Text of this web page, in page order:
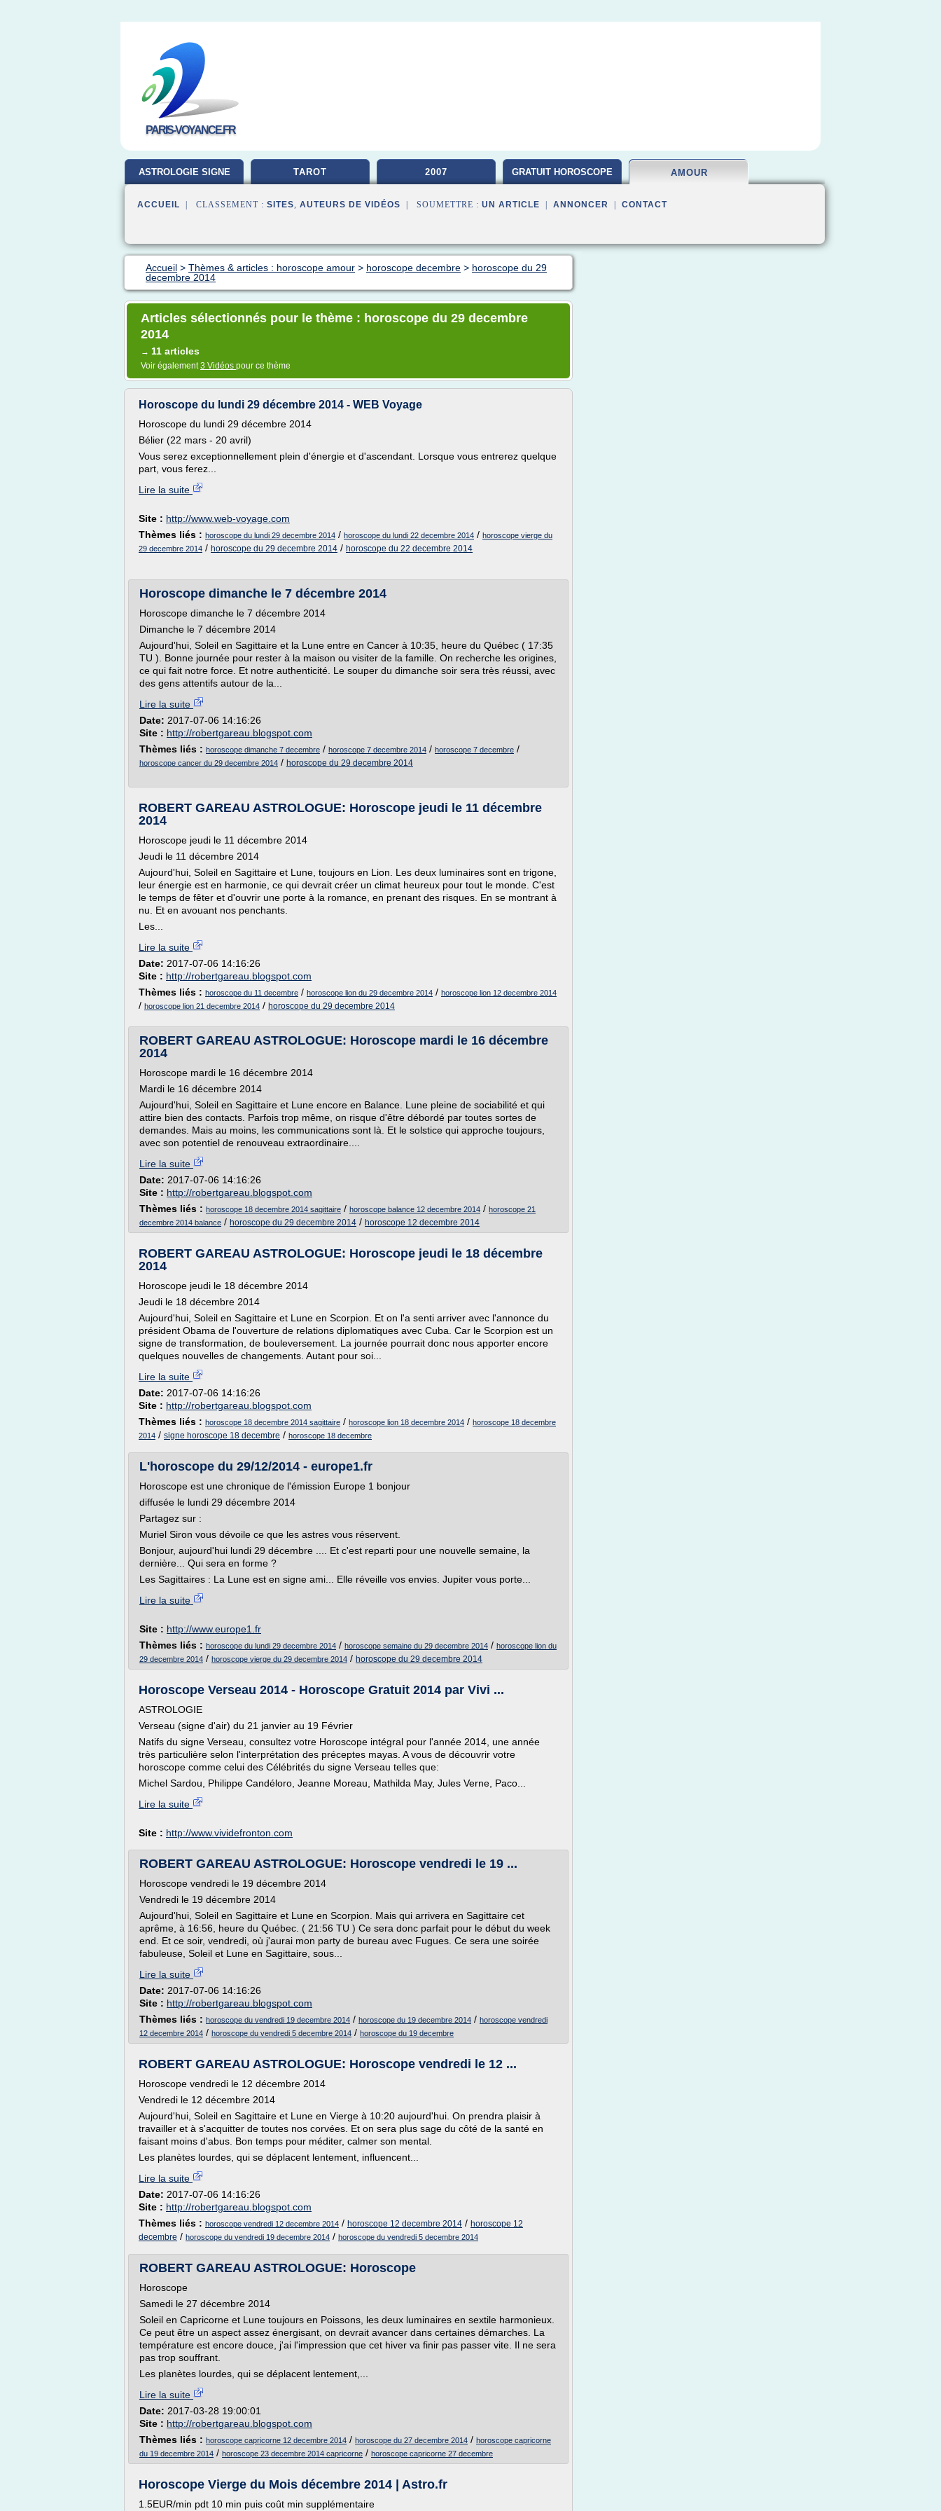
PARIS-VOYANCE.FR
ASTROLOGIE SIGNE TAROT 2007 GRATUIT HOROSCOPE AMOUR
ACCUEIL | CLASSEMENT : SITES, AUTEURS DE VIDÉOS | SOUMETTRE : UN ARTICLE ANNONCER CONTACT
Accueil > Thèmes & articles : horoscope amour > horoscope decembre > horoscope du 29
decembre 2014
Articles sélectionnés pour le thème : horoscope du 29 decembre
2014
→ 11 articles
Voir également3 Vidéos pour ce thème
Horoscope du lundi 29 décembre 2014 - WEB Voyage
Horoscope du lundi 29 décembre 2014
Bélier (22 mars - 20 avril)
Vous serez exceptionnellement plein d'énergie et d'ascendant. Lorsque vous entrerez quelque
part, vous ferez...
Lire la suite
Site : http://www.web-voyage.com
Thèmes liés : horoscope du lundi 29 decembre 2014 / horoscope du lundi 22 decembre 2014 / horoscope vierge du
29 decembre 2014 / horoscope du 29 decembre 2014 / horoscope du 22 decembre 2014
Horoscope dimanche le 7 décembre 2014
Horoscope dimanche le 7 décembre 2014
Dimanche le 7 décembre 2014
Aujourd'hui, Soleil en Sagittaire et la Lune entre en Cancer à 10:35, heure du Québec ( 17:35
TU ). Bonne journée pour rester à la maison ou visiter de la famille. On recherche les origines,
ce qui fait notre force. Et notre authenticité. Le souper du dimanche soir sera très réussi, avec
des gens attentifs autour de la...
Lire la suite
Date: 2017-07-06 14:16:26
Site : http://robertgareau.blogspot.com
Thèmes liés : horoscope dimanche 7 decembre / horoscope 7 decembre 2014 / horoscope 7 decembre /
horoscope cancer du 29 decembre 2014 / horoscope du 29 decembre 2014
ROBERT GAREAU ASTROLOGUE: Horoscope jeudi le 11 décembre
2014
Horoscope jeudi le 11 décembre 2014
Jeudi le 11 décembre 2014
Aujourd'hui, Soleil en Sagittaire et Lune, toujours en Lion. Les deux luminaires sont en trigone,
leur énergie est en harmonie, ce qui devrait créer un climat heureux pour tout le monde. C'est
le temps de fêter et d'ouvrir une porte à la romance, en prenant des risques. En se montrant à
nu. Et en avouant nos penchants.
Les...
Lire la suite
Date: 2017-07-06 14:16:26
Site : http://robertgareau.blogspot.com
Thèmes liés : horoscope du 11 decembre / horoscope lion du 29 decembre 2014 / horoscope lion 12 decembre 2014
/ horoscope lion 21 decembre 2014 / horoscope du 29 decembre 2014
ROBERT GAREAU ASTROLOGUE: Horoscope mardi le 16 décembre
2014
Horoscope mardi le 16 décembre 2014
Mardi le 16 décembre 2014
Aujourd'hui, Soleil en Sagittaire et Lune encore en Balance. Lune pleine de sociabilité et qui
attire bien des contacts. Parfois trop même, on risque d'être débordé par toutes sortes de
demandes. Mais au moins, les communications sont là. Et le solstice qui approche toujours,
avec son potentiel de renouveau extraordinaire....
Lire la suite
Date: 2017-07-06 14:16:26
Site : http://robertgareau.blogspot.com
Thèmes liés : horoscope 18 decembre 2014 sagittaire / horoscope balance 12 decembre 2014 / horoscope 21
decembre 2014 balance / horoscope du 29 decembre 2014 / horoscope 12 decembre 2014
ROBERT GAREAU ASTROLOGUE: Horoscope jeudi le 18 décembre
2014
Horoscope jeudi le 18 décembre 2014
Jeudi le 18 décembre 2014
Aujourd'hui, Soleil en Sagittaire et Lune en Scorpion. Et on l'a senti arriver avec l'annonce du
président Obama de l'ouverture de relations diplomatiques avec Cuba. Car le Scorpion est un
signe de transformation, de bouleversement. La journée pourrait donc nous apporter encore
quelques nouvelles de changements. Autant pour soi...
Lire la suite
Date: 2017-07-06 14:16:26
Site : http://robertgareau.blogspot.com
Thèmes liés : horoscope 18 decembre 2014 sagittaire / horoscope lion 18 decembre 2014 / horoscope 18 decembre
2014 / signe horoscope 18 decembre / horoscope 18 decembre
L'horoscope du 29/12/2014 - europe1.fr
Horoscope est une chronique de l'émission Europe 1 bonjour
diffusée le lundi 29 décembre 2014
Partagez sur :
Muriel Siron vous dévoile ce que les astres vous réservent.
Bonjour, aujourd'hui lundi 29 décembre .... Et c'est reparti pour une nouvelle semaine, la
dernière... Qui sera en forme ?
Les Sagittaires : La Lune est en signe ami... Elle réveille vos envies. Jupiter vous porte...
Lire la suite
Site : http://www.europe1.fr
Thèmes liés : horoscope du lundi 29 decembre 2014 / horoscope semaine du 29 decembre 2014 / horoscope lion du
29 decembre 2014 / horoscope vierge du 29 decembre 2014 / horoscope du 29 decembre 2014
Horoscope Verseau 2014 - Horoscope Gratuit 2014 par Vivi ...
ASTROLOGIE
Verseau (signe d'air) du 21 janvier au 19 Février
Natifs du signe Verseau, consultez votre Horoscope intégral pour l'année 2014, une année
très particulière selon l'interprétation des préceptes mayas. A vous de découvrir votre
horoscope comme celui des Célébrités du signe Verseau telles que:
Michel Sardou, Philippe Candéloro, Jeanne Moreau, Mathilda May, Jules Verne, Paco...
Lire la suite
Site : http://www.vividefronton.com
ROBERT GAREAU ASTROLOGUE: Horoscope vendredi le 19 ...
Horoscope vendredi le 19 décembre 2014
Vendredi le 19 décembre 2014
Aujourd'hui, Soleil en Sagittaire et Lune en Scorpion. Mais qui arrivera en Sagittaire cet
aprême, à 16:56, heure du Québec. ( 21:56 TU ) Ce sera donc parfait pour le début du week
end. Et ce soir, vendredi, où j'aurai mon party de bureau avec Fugues. Ce sera une soirée
fabuleuse, Soleil et Lune en Sagittaire, sous...
Lire la suite
Date: 2017-07-06 14:16:26
Site : http://robertgareau.blogspot.com
Thèmes liés : horoscope du vendredi 19 decembre 2014 / horoscope du 19 decembre 2014 / horoscope vendredi
12 decembre 2014 / horoscope du vendredi 5 decembre 2014 / horoscope du 19 decembre
ROBERT GAREAU ASTROLOGUE: Horoscope vendredi le 12 ...
Horoscope vendredi le 12 décembre 2014
Vendredi le 12 décembre 2014
Aujourd'hui, Soleil en Sagittaire et Lune en Vierge à 10:20 aujourd'hui. On prendra plaisir à
travailler et à s'acquitter de toutes nos corvées. Et on sera plus sage du côté de la santé en
faisant moins d'abus. Bon temps pour méditer, calmer son mental.
Les planètes lourdes, qui se déplacent lentement, influencent...
Lire la suite
Date: 2017-07-06 14:16:26
Site : http://robertgareau.blogspot.com
Thèmes liés : horoscope vendredi 12 decembre 2014 / horoscope 12 decembre 2014 / horoscope 12
decembre / horoscope du vendredi 19 decembre 2014 / horoscope du vendredi 5 decembre 2014
ROBERT GAREAU ASTROLOGUE: Horoscope
Horoscope
Samedi le 27 décembre 2014
Soleil en Capricorne et Lune toujours en Poissons, les deux luminaires en sextile harmonieux.
Ce peut être un aspect assez énergisant, on devrait avancer dans certaines démarches. La
température est encore douce, j'ai l'impression que cet hiver va finir pas passer vite. Il ne sera
pas trop souffrant.
Les planètes lourdes, qui se déplacent lentement,...
Lire la suite
Date: 2017-03-28 19:00:01
Site : http://robertgareau.blogspot.com
Thèmes liés : horoscope capricorne 12 decembre 2014 / horoscope du 27 decembre 2014 / horoscope capricorne
du 19 decembre 2014 / horoscope 23 decembre 2014 capricorne / horoscope capricorne 27 decembre
Horoscope Vierge du Mois décembre 2014 | Astro.fr
1.5EUR/min pdt 10 min puis coût min supplémentaire